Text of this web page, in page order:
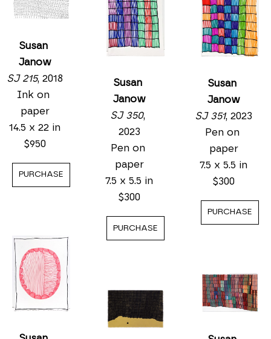
Susan
Janow
SJ 215, 2018
Ink on
paper
14.5 x 22 in
$950
PURCHASE
Susan
Janow
SJ 350,
2023
Pen on
paper
7.5 x 5.5 in
$300
PURCHASE
Susan
Janow
SJ 351, 2023
Pen on
paper
7.5 x 5.5 in
$300
PURCHASE